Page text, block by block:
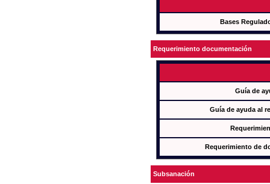
Bases
Requerimiento documentación
Guía de
Guía de ayuda al
Requerimiento de
Subsanación